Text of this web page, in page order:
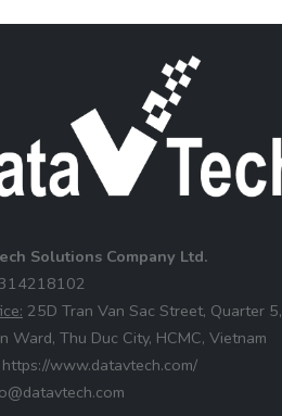
Solutions Company Ltd.
25D Tran Van Sac Street, Quarter 5,
Ward, Thu Duc City, HCMC, Vietnam
https://www.datavtech.com/